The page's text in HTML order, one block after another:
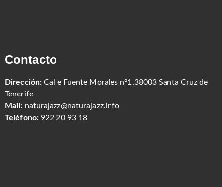
Contacto
Dirección: Calle Fuente Morales nº1,38003 Santa Cruz de
Tenerife
Mail: naturajazz@naturajazz.info
Teléfono: 922 20 93 18